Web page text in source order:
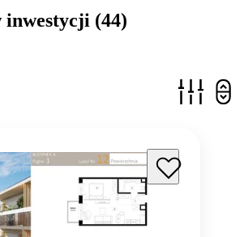
inwestycji (44)